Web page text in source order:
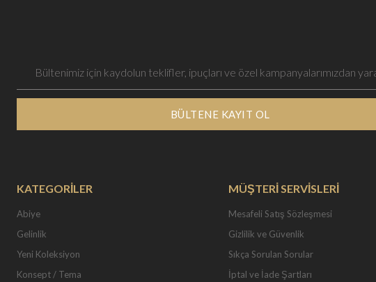
BÜLTENE KAYIT OL
KATEGORİLER
Abiye
Gelinlik
Yeni Koleksiyon
Konsept / Tema
MÜŞTERİ SERVİSLERİ
Mesafeli Satış Sözleşmesi
Gizlilik ve Güvenlik
Sıkça Sorulan Sorular
İptal ve İade Şartları